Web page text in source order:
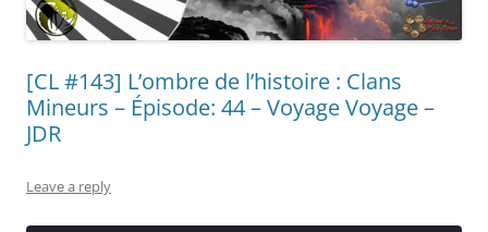
[CL #143] L’ombre de l’histoire : Clans
Mineurs – Épisode: 44 – Voyage Voyage –
JDR
Leave a reply